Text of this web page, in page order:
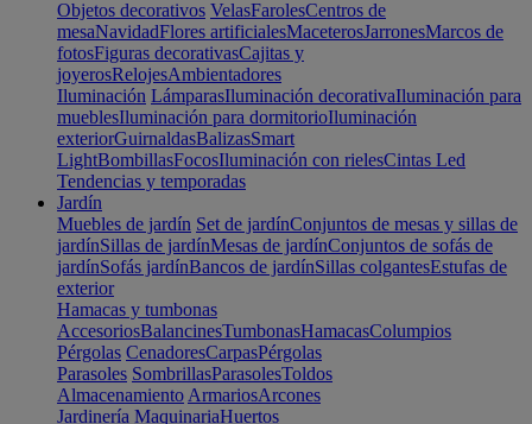
Objetos decorativos VelasFarolesCentros de
mesaNavidadFlores artificialesMaceterosJarronesMarcos de
fotosFiguras decorativasCajitas y
joyerosRelojesAmbientadores
Iluminación LámparasIluminación decorativaIluminación para
mueblesIluminación para dormitorioIluminación
exteriorGuirnaldasBalizasSmart
LightBombillasFocosIluminación con rielesCintas Led
Tendencias y temporadas
Jardín
Muebles de jardín Set de jardínConjuntos de mesas y sillas de
jardínSillas de jardínMesas de jardínConjuntos de sofás de
jardínSofás jardínBancos de jardínSillas colgantesEstufas de
exterior
Hamacas y tumbonas
AccesoriosBalancinesTumbonasHamacasColumpios
Pérgolas CenadoresCarpasPérgolas
Parasoles SombrillasParasolesToldos
Almacenamiento ArmariosArcones
Jardinería MaquinariaHuertos